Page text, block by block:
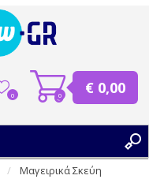
0 0 € 0,00
Μαγειρικά Σκεύη